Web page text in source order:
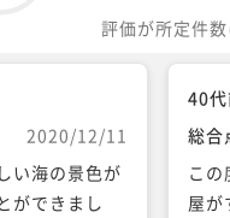
評価が所定件
2020/12/11
い海の景色が
ができまし
40
総合
こ
屋が